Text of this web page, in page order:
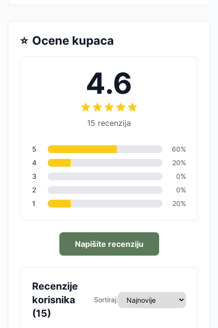
⭐ Ocene kupaca
4.6
15 recenzija
5 60%
4
20%
3
0%
2
0%
1
20%
Napišite recenziju
Recenzije
korisnika
(15)
Sortiraj: